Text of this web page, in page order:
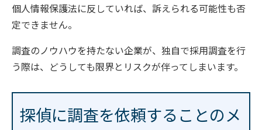
個人情報保護法に反していれば、訴えられる可能性も否
定できません。
調査のノウハウを持たない企業が、独自で採用調査を行
う際は、どうしても限界とリスクが伴ってしまいます。
探偵に調査を依頼することのメ